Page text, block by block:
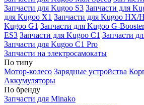
Запчасти для Kugoo S3 Запчасти для
для Kugoo X1 Запчасти для Kugoo HX/
Kugoo G1 Запчасти для Kugoo G-Booster
ES3 Запчасти для Kugoo C1 Запчасти
Запчасти для Kugoo C1 Pro
Запчасти на электросамокаты
По типу
Мотор-колесо Зарядные устройства
Аккумуляторы
По бренду
Запчасти для Minako